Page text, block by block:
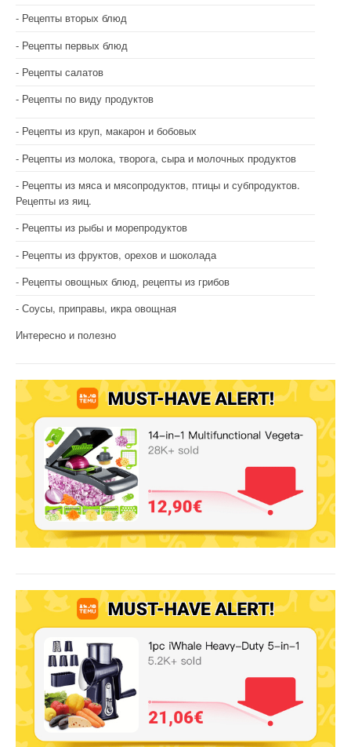
Рецепты вторых блюд
Рецепты первых блюд
Рецепты салатов
Рецепты по виду продуктов
Рецепты из круп, макарон и бобовых
Рецепты из молока, творога, сыра и молочных продуктов
Рецепты из мяса и мясопродуктов, птицы и субпродуктов.
Рецепты из яиц.
Рецепты из рыбы и морепродуктов
Рецепты из фруктов, орехов и шоколада
Рецепты овощных блюд, рецепты из грибов
Соусы, приправы, икра овощная
Интересно и полезно